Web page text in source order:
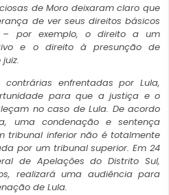
de Moro deixaram claro que
de ver seus direitos básicos
– por exemplo, o direito a um
e o direito à presunção de
enfrentadas por Lula,
para que a justiça e o
no caso de Lula. De acordo
uma condenação e sentença
tribunal inferior não é totalmente
por um tribunal superior. Em 24
de Apelações do Distrito Sul,
realizará uma audiência para
de Lula.